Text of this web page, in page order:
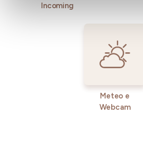
Incoming
Meteo e
Webcam